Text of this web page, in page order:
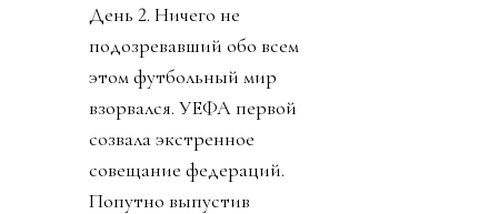
День 2. Ничего не
подозревавший обо всем
этом футбольный мир
взорвался. УЕФА первой
созвала экстренное
совещание федераций.
Попутно выпустив